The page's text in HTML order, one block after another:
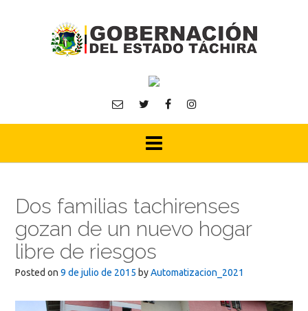
Dos familias tachirenses
gozan de un nuevo hogar
libre de riesgos
Posted on 9 de julio de 2015 byAutomatizacion_2021